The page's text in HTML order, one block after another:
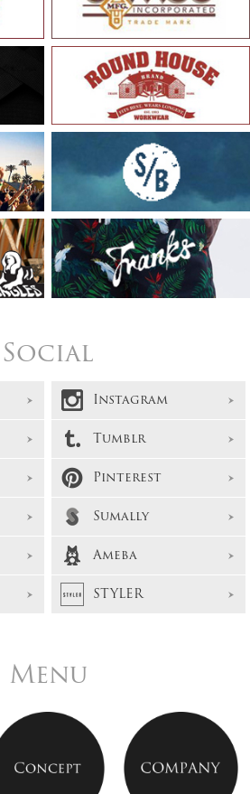
Social
Instagram
Tumblr
Pinterest
Sumally
Ameba
STYLER
Menu